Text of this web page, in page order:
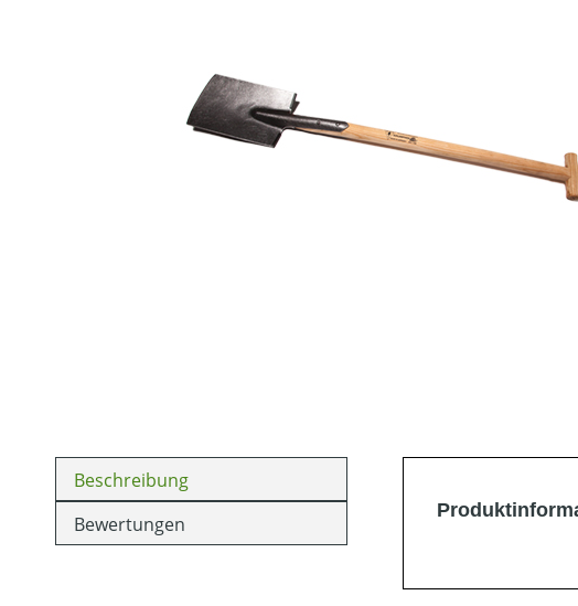
Beschreibung
Bewertungen